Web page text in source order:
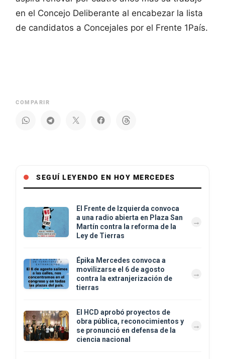
en el Concejo Deliberante al encabezar la lista
de candidatos a Concejales por el Frente 1País.
COMPARIR
SEGUÍ LEYENDO EN HOY MERCEDES
El Frente de Izquierda convoca
a una radio abierta en Plaza San
Martín contra la reforma de la
Ley de Tierras
Épika Mercedes convoca a
movilizarse el 6 de agosto
contra la extranjerización de
tierras
El HCD aprobó proyectos de
obra pública, reconocimientos y
se pronunció en defensa de la
ciencia nacional